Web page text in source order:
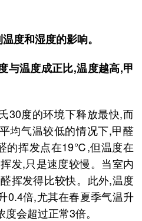
度和湿度的影响。‌
与温度成正比,‌温度越高,‌甲
30度的环境下释放最快,‌而
均气温较低的情况下,‌甲醛
的挥发点在19℃,‌但温度在
发,‌只是速度较慢。‌当室内
挥发得比较快。‌此外,‌温度
0.4倍,‌尤其在春夏季气温升
会超过正常3倍。‌